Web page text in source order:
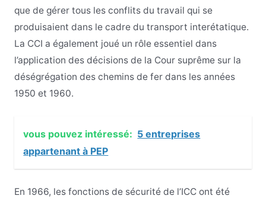
que de gérer tous les conflits du travail qui se
produisaient dans le cadre du transport interétatique.
La CCI a également joué un rôle essentiel dans
l’application des décisions de la Cour suprême sur la
déségrégation des chemins de fer dans les années
1950 et 1960.
vous pouvez intéressé: 5 entreprises
appartenant à PEP
En 1966, les fonctions de sécurité de l’ICC ont été